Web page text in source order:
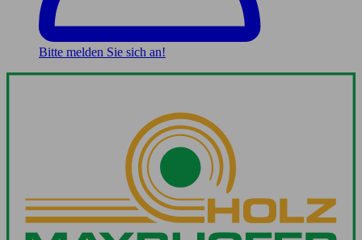
Bitte melden Sie sich an!